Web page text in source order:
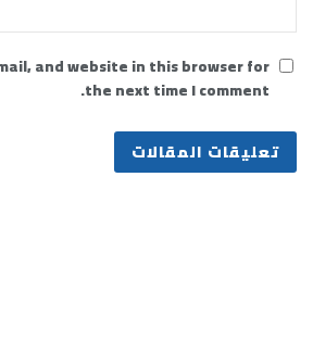
and website in this browser for
the next time I comment.